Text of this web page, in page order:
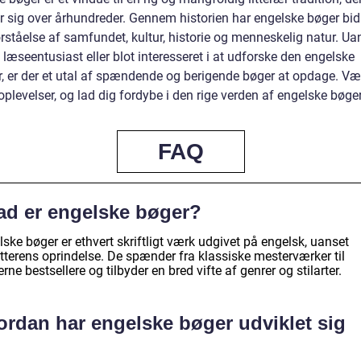
sig over århundreder. Gennem historien har engelske bøger
af samfundet, kultur, historie og menneskelig natur.
læseentusiast eller blot interesseret i at udforske den engelske
er der et utal af spændende og berigende bøger at opdage.
og lad dig fordybe i den rige verden af engelske
FAQ
er engelske bøger?
bøger er ethvert skriftligt værk udgivet på engelsk, uanset
oprindelse. De spænder fra klassiske mesterværker til
bestsellere og tilbyder en bred vifte af genrer og stilarter.
har engelske bøger udviklet sig